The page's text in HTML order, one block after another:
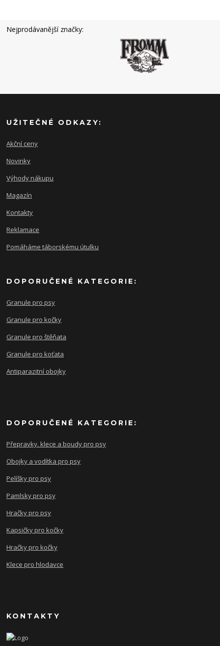
Nejprodávanější značky:
UŽITEČNÉ ODKAZY:
Akční ceny
Novinky
Výhody nákupu
Magazín
Kontakty
Reklamace
Pomáháme táborskému útulku
DOPORUČENÉ KATEGORIE:
Granule pro psy
Granule pro kočky
Granule pro štěňata
Granule pro koťata
Antiparazitní obojky
DOPORUČENÉ KATEGORIE:
Přepravky. klece a boudy pro psy
Obojky a vodítka pro psy
Pelíšky pro psy
Pamlsky pro psy
Hračky pro psy
Kapsičky pro kočky
Hračky pro kočky
Klece pro hlodavce
KONTAKTY